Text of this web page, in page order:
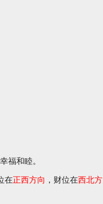
福和睦。
在正西方向 ，财位在西北方